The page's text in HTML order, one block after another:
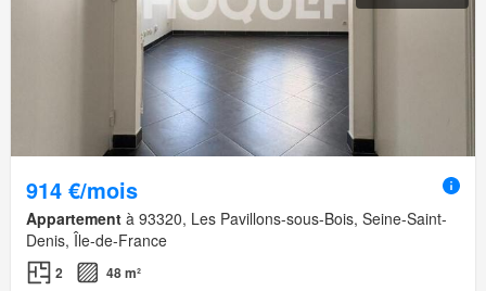
914 €/mois
Appartement à 93320, Les Pavillons-sous-Bois, Seine-Saint-
Denis, Île-de-France
2
48 m²